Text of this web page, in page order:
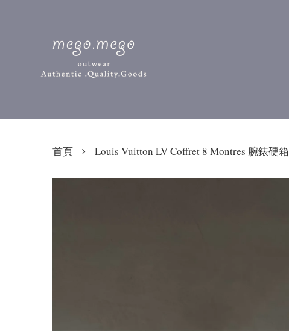
首頁 › Louis Vuitton LV Coffret 8 Montres 腕錶硬箱